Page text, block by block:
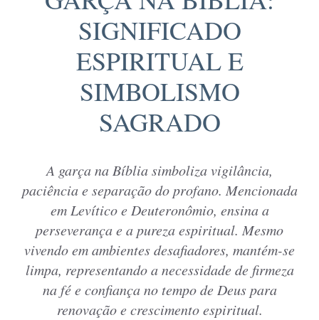
SIGNIFICADO
ESPIRITUAL E
SIMBOLISMO
SAGRADO
A garça na Bíblia simboliza vigilância,
paciência e separação do profano. Mencionada
em Levítico e Deuteronômio, ensina a
perseverança e a pureza espiritual. Mesmo
vivendo em ambientes desafiadores, mantém-se
limpa, representando a necessidade de firmeza
na fé e confiança no tempo de Deus para
renovação e crescimento espiritual.